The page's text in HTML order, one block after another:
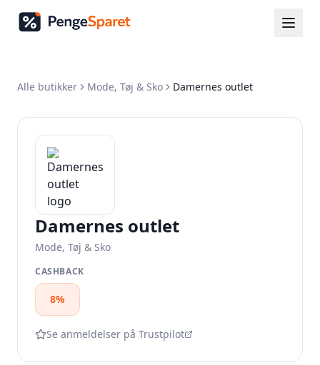
Alle butikker Mode, Tøj & Sko Damernes outlet
Damernes outlet
Mode, Tøj & Sko
CASHBACK
8%
Se anmeldelser på Trustpilot